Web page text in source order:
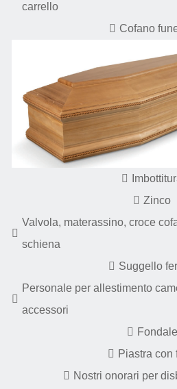
carrello
Cofano
Zinco
Valvola, materassino, croce
schiena
Suggello
Personale per allestimento
accessori
Fondale
Piastra con
Nostri onorari per